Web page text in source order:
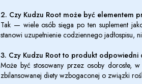
2. Czy Kudzu Root może być elementem
Tak — wiele osób sięga po ten suplement
stanowi uzupełnienie codziennego jadłospisu,
3. Czy Kudzu Root to produkt
Może być stosowany przez osoby dorosłe,
zbilansowanej diety wzbogaconej o związki